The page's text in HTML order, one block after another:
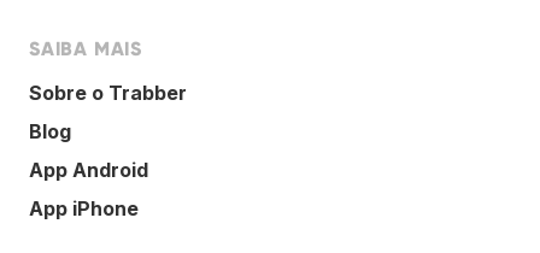
SAIBA MAIS
Sobre o Trabber
Blog
App Android
App iPhone